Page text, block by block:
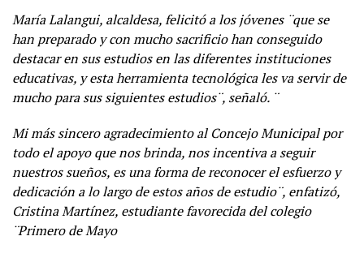
María Lalangui, alcaldesa, felicitó a los jóvenes ¨que se
han preparado y con mucho sacrificio han conseguido
destacar en sus estudios en las diferentes instituciones
educativas, y esta herramienta tecnológica les va servir de
mucho para sus siguientes estudios¨, señaló. ¨
Mi más sincero agradecimiento al Concejo Municipal por
todo el apoyo que nos brinda, nos incentiva a seguir
nuestros sueños, es una forma de reconocer el esfuerzo y
dedicación a lo largo de estos años de estudio¨, enfatizó,
Cristina Martínez, estudiante favorecida del colegio
¨Primero de Mayo